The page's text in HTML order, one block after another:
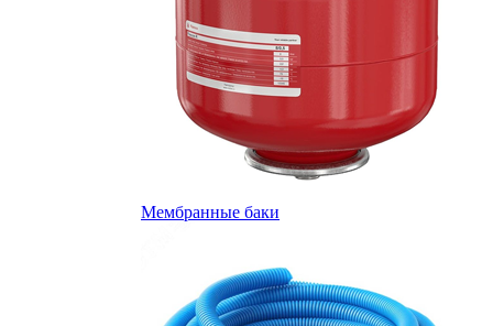
Мембранные баки